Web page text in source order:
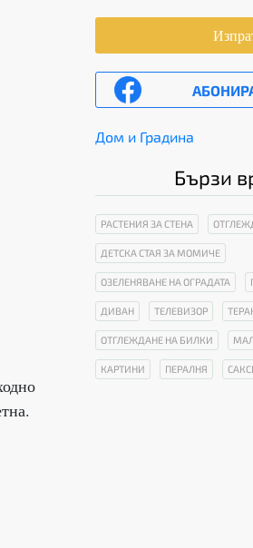
Дом и Градина
Бързи
РАСТЕНИЯ ЗА СТЕНА
ДЕТСКА СТАЯ ЗА МОМИЧЕ
ОЗЕЛЕНЯВАНЕ НА ОГРАДАТА
ДИВАН ТЕЛЕВИЗОР
ОТГЛЕЖДАНЕ НА БИЛКИ
КАРТИНИ ПЕРАЛНЯ